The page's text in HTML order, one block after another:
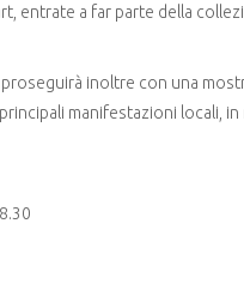
entrate a far parte della
inoltre con una
manifestazioni locali,